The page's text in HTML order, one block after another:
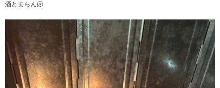
酒とまらん🫠